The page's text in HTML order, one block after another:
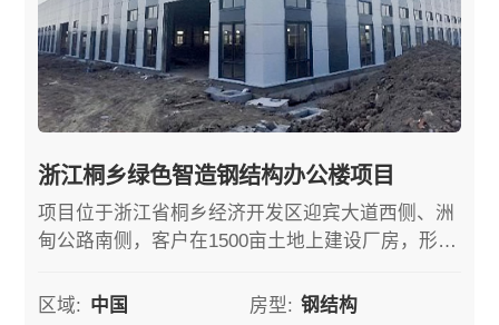
浙江桐乡绿色智造钢结构办公楼项目
项目位于浙江省桐乡经济开发区迎宾大道西侧、洲
甸公路南侧，客户在1500亩土地上建设厂房，形成
区域: 中国 房型: 钢结构